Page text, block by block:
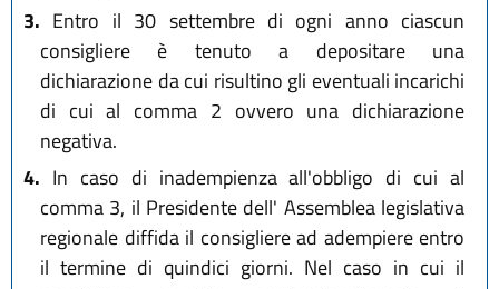
3. Entro il 30 settembre di ogni anno ciascun
consigliere è tenuto a depositare una
dichiarazione da cui risultino gli eventuali incarichi
di cui al comma 2 ovvero una dichiarazione
negativa.
4. In caso di inadempienza all'obbligo di cui al
comma 3, il Presidente dell' Assemblea legislativa
regionale diffida il consigliere ad adempiere entro
il termine di quindici giorni. Nel caso in cui il